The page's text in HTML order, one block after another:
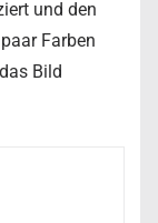
und den
Farben
Bild